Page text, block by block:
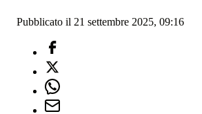
Pubblicato il 21 settembre 2025, 09:16